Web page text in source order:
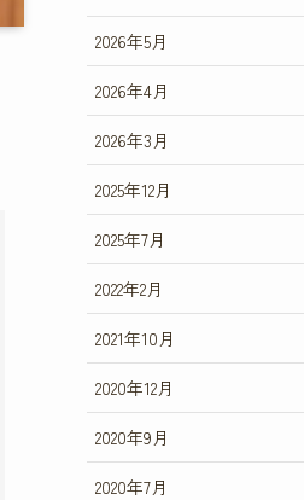
2026年5月
2026年4月
2026年3月
2025年12月
2025年7月
2022年2月
2021年10月
2020年12月
2020年9月
2020年7月